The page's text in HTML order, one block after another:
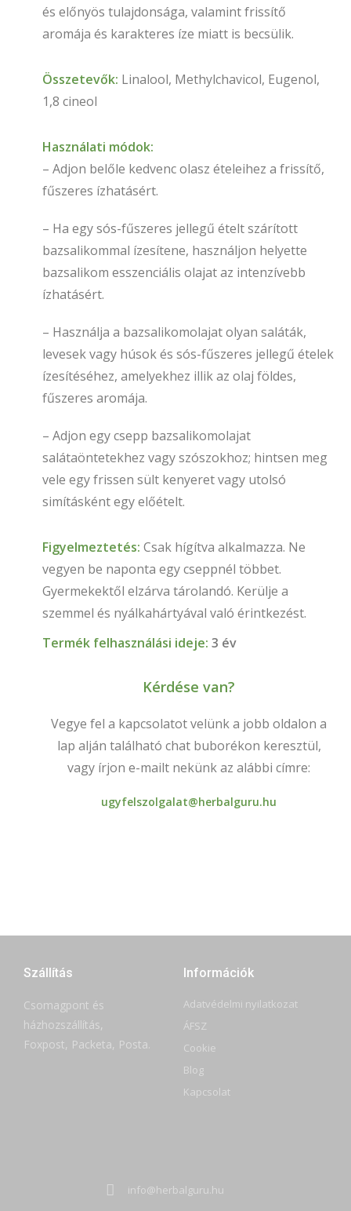
és előnyös tulajdonsága, valamint frissítő
aromája és karakteres íze miatt is becsülik.
Összetevők: Linalool, Methylchavicol, Eugenol,
1,8 cineol
Használati módok:
– Adjon belőle kedvenc olasz ételeihez a frissítő,
fűszeres ízhatásért.
– Ha egy sós-fűszeres jellegű ételt szárított
bazsalikommal ízesítene, használjon helyette
bazsalikom esszenciális olajat az intenzívebb
ízhatásért.
– Használja a bazsalikomolajat olyan saláták,
levesek vagy húsok és sós-fűszeres jellegű ételek
ízesítéséhez, amelyekhez illik az olaj földes,
fűszeres aromája.
– Adjon egy csepp bazsalikomolajat
salátaöntetekhez vagy szószokhoz; hintsen meg
vele egy frissen sült kenyeret vagy utolsó
simításként egy előételt.
Figyelmeztetés: Csak hígítva alkalmazza. Ne
vegyen be naponta egy cseppnél többet.
Gyermekektől elzárva tárolandó. Kerülje a
szemmel és nyálkahártyával való érintkezést.
Termék felhasználási ideje: 3 év
Kérdése van?
Vegye fel a kapcsolatot velünk a jobb oldalon a
lap alján található chat buborékon keresztül,
vagy írjon e-mailt nekünk az alábbi címre:
ugyfelszolgalat@herbalguru.hu
Szállítás
Csomagpont és
házhozszállítás,
Foxpost, Packeta, Posta.
Információk
Adatvédelmi nyilatkozat
ÁFSZ
Cookie
Blog
Kapcsolat
info@herbalguru.hu